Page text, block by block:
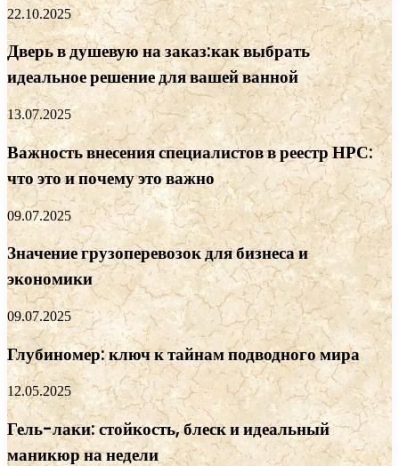
22.10.2025
Дверь в душевую на заказ:как выбрать
идеальное решение для вашей ванной
13.07.2025
Важность внесения специалистов в реестр НРС:
что это и почему это важно
09.07.2025
Значение грузоперевозок для бизнеса и
экономики
09.07.2025
Глубиномер: ключ к тайнам подводного мира
12.05.2025
Гель-лаки: стойкость, блеск и идеальный
маникюр на недели